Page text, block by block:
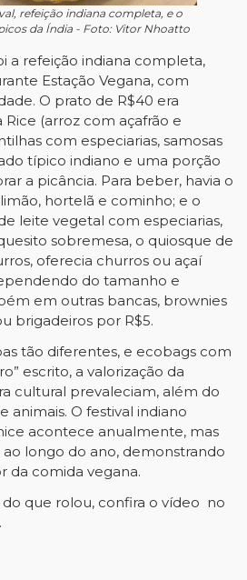
refeição indiana completa, e o
da Índia - Foto: Vitor Nhoatto
a refeição indiana completa,
Estação Vegana, com
O prato de R$40 era
(arroz com açafrão e
com especiarias, samosas
típico indiano e uma porção
a picância. Para beber, havia o
hortelã e cominho; e o
leite vegetal com especiarias,
sobremesa, o quiosque de
oferecia churros ou açaí
do tamanho e
em outras bancas, brownies
brigadeiros por R$5.
tão diferentes, e ecobags com
escrito, a valorização da
cultural prevaleciam, além do
animais. O festival indiano
acontece anualmente, mas
longo do ano, demonstrando
da comida vegana.
que rolou, confira o vídeo no